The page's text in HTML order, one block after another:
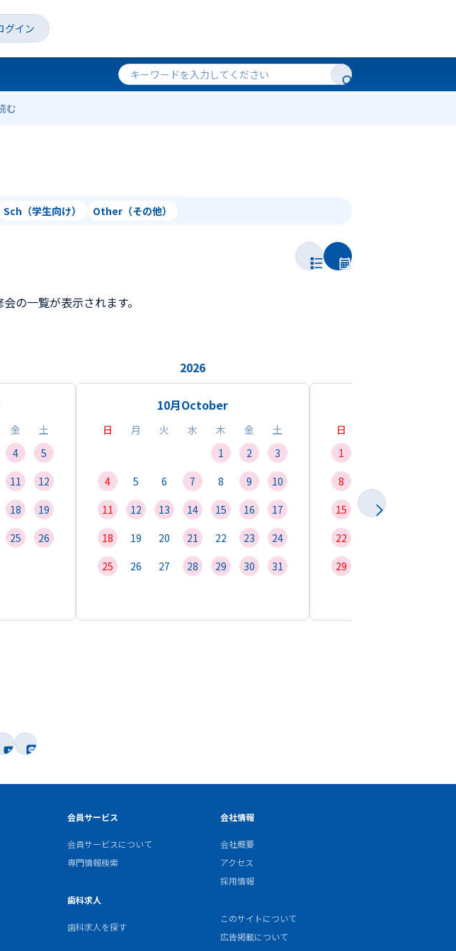
グイン
む
Sch（学生向け） Other（その他）
の一覧が表示されます。
金
土
4
5
11
12
18
19
25
26
2026
10月October
日 月 火 水 木 金
土
1
2
3
4
5 6 7 8 9
10
11
12 13 14 15 16
17
18
19 20 21 22 23
24
25
26 27 28 29 30 31
日
1
8
15
22
29
会員サービス
会員サービスについて
専門情報検索
歯科求人
歯科求人を探す
会社情報
会社概要
アクセス
採用情報
このサイトについて
広告掲載について